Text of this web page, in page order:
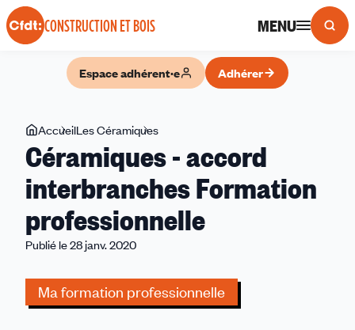
Panneau de gestion des cookies
CONSTRUCTION ET BOIS MENU
Espace adhérent·e Adhérer
Vous
êtes
ici
AccueilLes Céramiques
-
interbranches
Formation
professionnelle
Céramiques - accord
interbranches Formation
professionnelle
Publié le 28 janv. 2020
Ma formation professionnelle